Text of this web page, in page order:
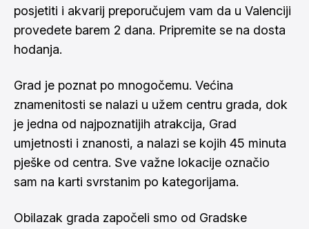
posjetiti i akvarij preporučujem vam da u Valenciji
provedete barem 2 dana. Pripremite se na dosta
hodanja.
Grad je poznat po mnogočemu. Većina
znamenitosti se nalazi u užem centru grada, dok
je jedna od najpoznatijih atrakcija, Grad
umjetnosti i znanosti, a nalazi se kojih 45 minuta
pješke od centra. Sve važne lokacije označio
sam na karti svrstanim po kategorijama.
Obilazak grada započeli smo od Gradske